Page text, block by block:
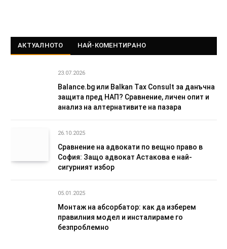
АКТУАЛНОТО НАЙ-КОМЕНТИРАНО
23.07.2026
Balance.bg или Balkan Tax Consult за данъчна
защита пред НАП? Сравнение, личен опит и
анализ на алтернативите на пазара
26.10.2025
Сравнение на адвокати по вещно право в
София: Защо адвокат Астакова е най-
сигурният избор
05.01.2025
Монтаж на абсорбатор: как да изберем
правилния модел и инсталираме го
безпроблемно